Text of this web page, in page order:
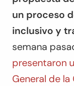
un proceso
inclusivo y
semana
presentaron
General de la